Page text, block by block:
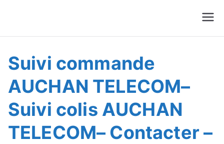
Suivre Colis - Suivre
Commande
Suivi commande
AUCHAN TELECOM–
Suivi colis AUCHAN
TELECOM– Contacter –